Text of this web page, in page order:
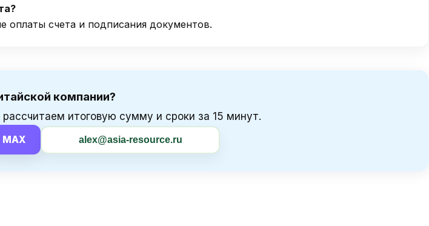
оплаты счета и подписания документов.
компании?
итоговую сумму и сроки за 15 минут.
MAX alex@asia-resource.ru